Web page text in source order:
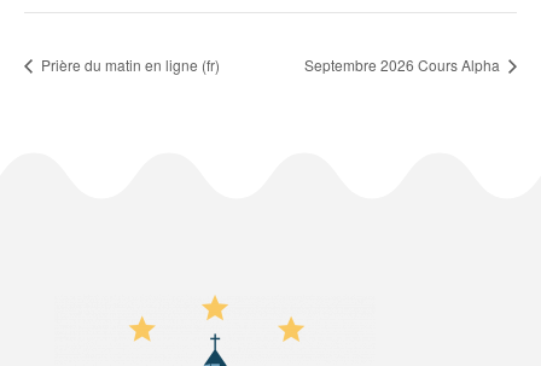
Prière du matin en ligne (fr) Septembre 2026 Cours Alpha